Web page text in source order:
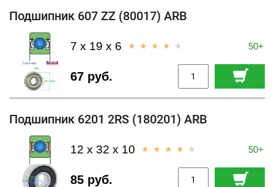
Подшипник 607 ZZ (80017) ARB
50+
67 руб.
7 x 19 x 6
Подшипник 6201 2RS (180201) ARB
50+
85 руб.
12 x 32 x 10